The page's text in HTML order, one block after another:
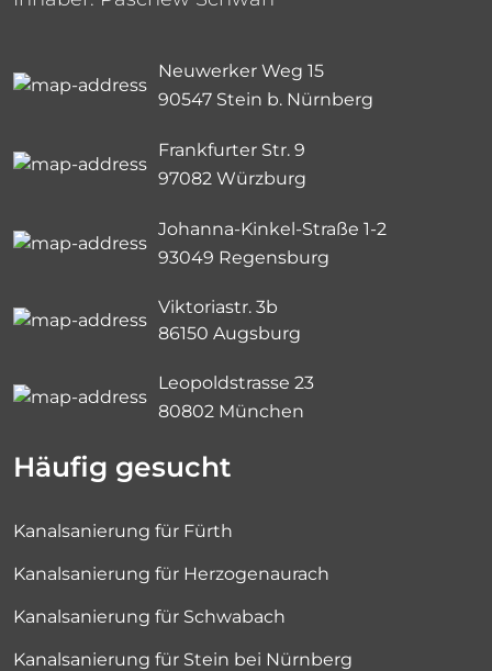
Neuwerker Weg 15
90547 Stein b. Nürnberg
Frankfurter Str. 9
97082 Würzburg
Johanna-Kinkel-Straße 1-2
93049 Regensburg
Viktoriastr. 3b
86150 Augsburg
Leopoldstrasse 23
80802 München
Häufig gesucht
Kanalsanierung für Fürth
Kanalsanierung für Herzogenaurach
Kanalsanierung für Schwabach
Kanalsanierung für Stein bei Nürnberg